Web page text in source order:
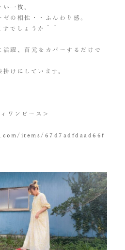
一枚。
の相性・・ふんわり感。
でしょうか＾＾
躍、首元をカバーするだけで
けにしています。
ワンピース＞
items/67d7adfdaad66f